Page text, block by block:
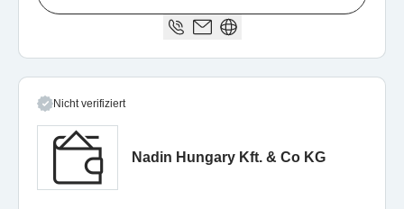
Nicht verifiziert
Nadin Hungary Kft. & Co KG